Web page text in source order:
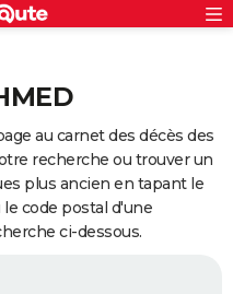
au carnet des décès des
recherche ou trouver un
plus ancien en tapant le
code postal d'une
ci-dessous.